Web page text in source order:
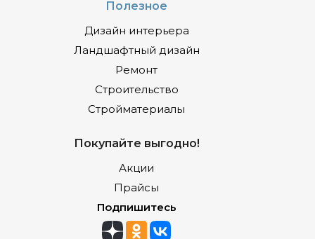
Полезное
Дизайн интерьера
Ландшафтный дизайн
Ремонт
Строительство
Стройматериалы
Покупайте выгодно!
Акции
Прайсы
Подпишитесь